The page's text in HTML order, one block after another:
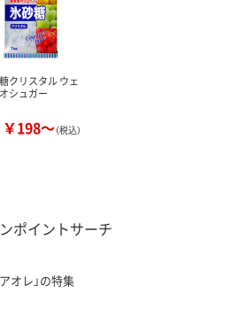
クリスタル ウェ
シュガー
￥198～（税込）
ポイントサーチ
オレ」の特集